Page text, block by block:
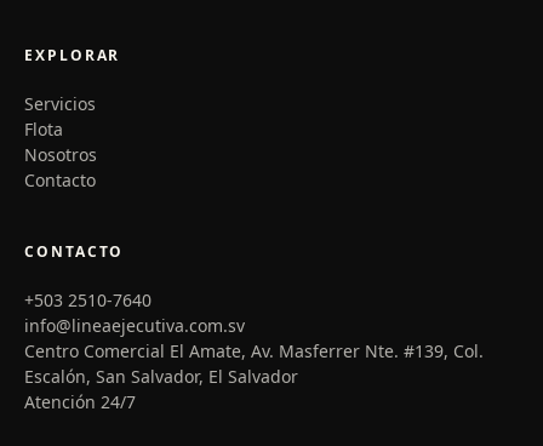
EXPLORAR
Servicios
Flota
Nosotros
Contacto
CONTACTO
+503 2510-7640
info@lineaejecutiva.com.sv
Centro Comercial El Amate, Av. Masferrer Nte. #139, Col.
Escalón, San Salvador, El Salvador
Atención 24/7